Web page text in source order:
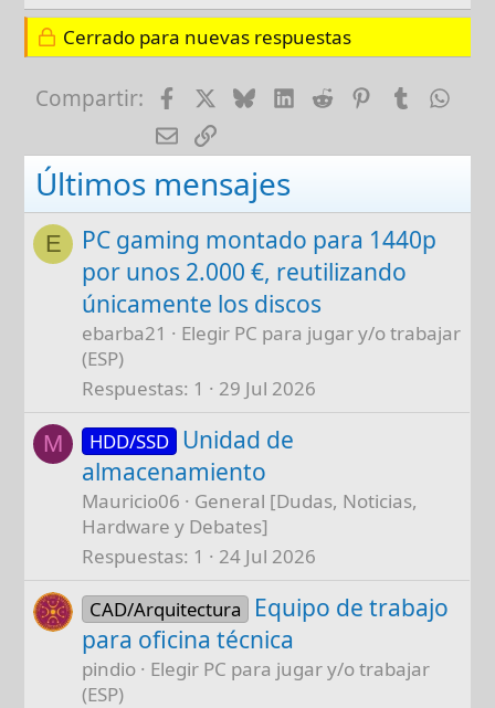
Cerrado para nuevas respuestas
Compartir: FacebookBlueskyLinkedIn
RedditPinterest
Tumblr
E-mailEnlace
Últimos mensajes
E
PC gaming montado para 1440p
por unos 2.000 €, reutilizando
únicamente los discos
ebarba21
Elegir PC para jugar y/o trabajar
(ESP)
Respuestas 1 29 Jul 2026
M HDD/SSD Unidad de
almacenamiento
Mauricio06
General [Dudas, Noticias,
Hardware y Debates]
Respuestas 1 24 Jul 2026
CAD/Arquitectura
Equipo de trabajo
para oficina técnica
pindio
Elegir PC para jugar y/o trabajar
(ESP)